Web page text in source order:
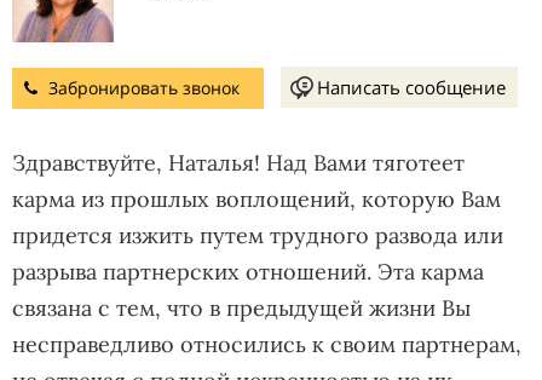
Забронировать звонок Написать сообщение
Здравствуйте, Наталья! Над Вами тяготеет
карма из прошлых воплощений, которую Вам
придется изжить путем трудного развода или
разрыва партнерских отношений. Эта карма
связана с тем, что в предыдущей жизни Вы
несправедливо относились к своим партнерам,